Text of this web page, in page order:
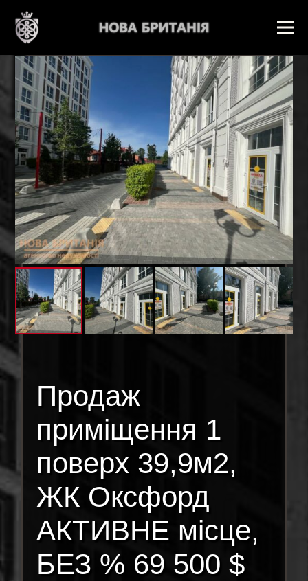
Продаж
приміщення 1
поверх 39,9м2,
ЖК Оксфорд
АКТИВНЕ місце,
БЕЗ % 69 500 $